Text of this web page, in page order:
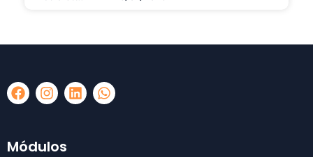
F
a
b
I
n
a
L
i
W
h
Módulos